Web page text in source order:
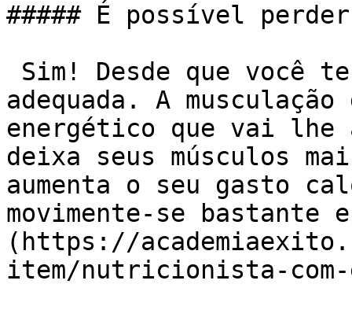
##### É possível
adequada. A
energético que vai
deixa seus músculos
aumenta o seu gasto
movimente-se bastante
(https://
item/nutricionista-